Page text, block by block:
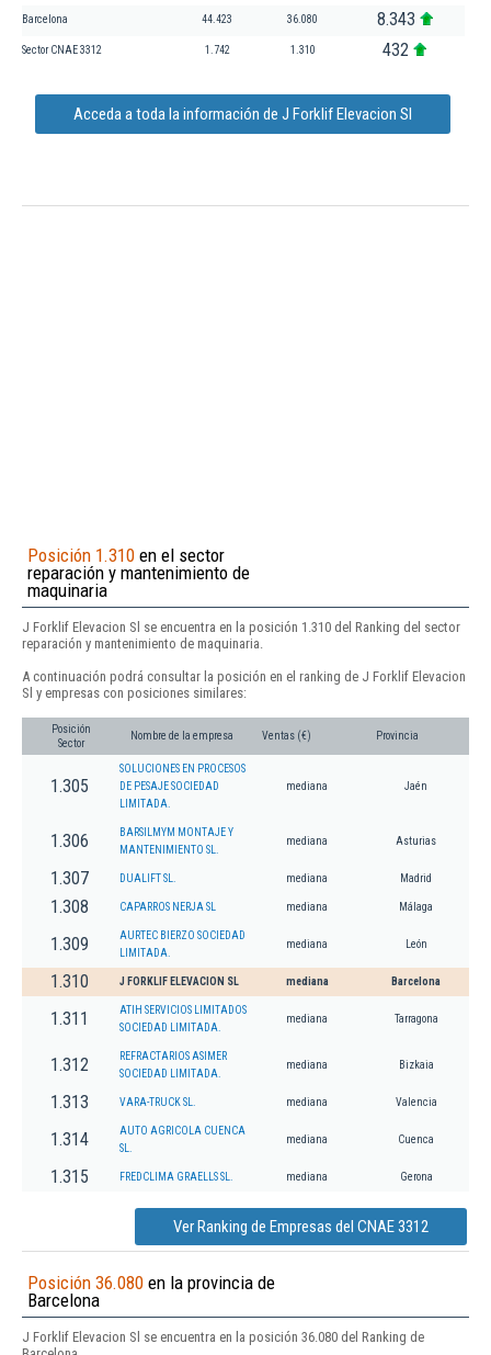
Barcelona 44.423 36.080 8.343
Sector CNAE 3312 1.742 1.310 432
Acceda a toda la información de J Forklif Elevacion Sl
Posición 1.310 en el sector
reparación y mantenimiento de
maquinaria
J Forklif Elevacion Sl se encuentra en la posición 1.310 del Ranking del sector
reparación y mantenimiento de maquinaria.
A continuación podrá consultar la posición en el ranking de J Forklif Elevacion
Sl y empresas con posiciones similares:
Posición
Sector
Nombre de la empresa Ventas (€) Provincia
1.305
SOLUCIONES EN PROCESOS
DE PESAJE SOCIEDAD
LIMITADA.
mediana Jaén
1.306
BARSILMYM MONTAJE Y
MANTENIMIENTO SL.
mediana Asturias
1.307 DUALIFT SL. mediana Madrid
1.308 CAPARROS NERJA SL mediana Málaga
1.309
AURTEC BIERZO SOCIEDAD
LIMITADA.
mediana León
1.310 J FORKLIF ELEVACION SL mediana Barcelona
1.311
ATIH SERVICIOS LIMITADOS
SOCIEDAD LIMITADA.
mediana Tarragona
1.312
REFRACTARIOS ASIMER
SOCIEDAD LIMITADA.
mediana Bizkaia
1.313 VARA-TRUCK SL. mediana Valencia
1.314
AUTO AGRICOLA CUENCA
SL.
mediana Cuenca
1.315 FREDCLIMA GRAELLS SL. mediana Gerona
Ver Ranking de Empresas del CNAE 3312
Posición 36.080 en la provincia de
Barcelona
J Forklif Elevacion Sl se encuentra en la posición 36.080 del Ranking de